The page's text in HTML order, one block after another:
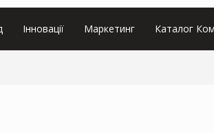
Інновації Маркетинг Каталог